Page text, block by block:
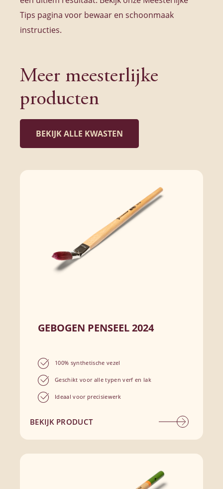
Tips pagina voor bewaar en schoonmaak
instructies.
Meer meesterlijke
producten
BEKIJK ALLE KWASTEN
GEBOGEN PENSEEL 2024
100% synthetische vezel
Geschikt voor alle typen verf en lak
Ideaal voor precisiewerk
BEKIJK PRODUCT